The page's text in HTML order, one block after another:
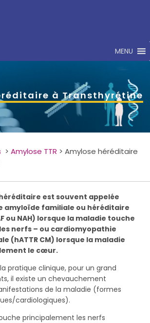
MENU
à Transthyrétine
> Amylose TTR > Amylose héréditaire
héréditaire est souvent appelée
amyloïde familiale ou héréditaire
ou NAH) lorsque la maladie touche
nerfs – ou cardiomyopathie
(hATTR CM) lorsque la maladie
le cœur.
pratique clinique, pour un grand
il existe un chevauchement
de la maladie (formes
cardiologiques).
principalement les nerfs